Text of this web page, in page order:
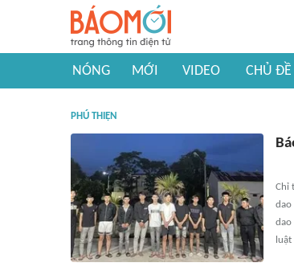
NÓNG MỚI VIDEO CHỦ ĐỀ
PHÚ THIỆN
Chỉ
dao
dao